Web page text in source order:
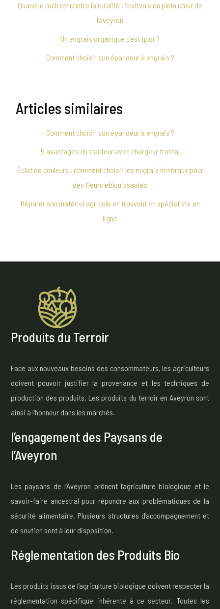
Quand le rock rencontre la ruralité : festivals en plein cœur de
l’aveyron
Un engrais organique c’est quoi ?
Comment choisir son épandeur à engrais ?
Articles similaires
Comment choisir son épandeur à engrais ?
5 avantages du tracteur avec chargeur frontal
Éclat de couleurs : comment choisir les engrais minéraux pour
des fleurs éblouissantes
Réparer son matériel agricole en trouvant en spécialiste en
ligne
Produits du Terroir
Face aux nouveaux besoins des consommateurs, les agriculteurs
doivent pouvoir justifier la provenance et les techniques de
production des produits. Les produits du terroir en Aveyron sont
ainsi à l’honneur dans les marchés.
l’engagement des Paysans de
l’Aveyron
Les paysans de l’Aveyron prônent l’agriculture biologique et le
savoir-faire ancestral pour répondre aux problématiques de la
sécurité alimentaire. Plusieurs structures d’accompagnement et
de soutien sont à leur disposition.
Réglementation des Produits Bio
Les produits issus de l’agriculture biologique doivent respecter la
réglementation spécifique inhérente à ce secteur. Toutes les